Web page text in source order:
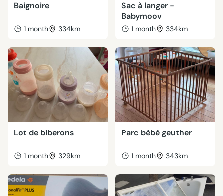
Baignoire
1 month 334km
Sac à langer -
Babymoov
1 month 334km
Lot de biberons
1 month 329km
Parc bébé geuther
1 month 343km